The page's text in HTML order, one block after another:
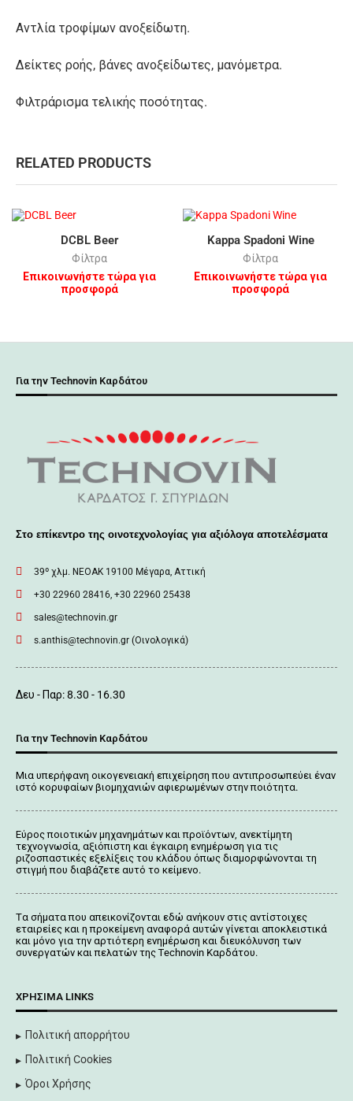
Αντλία τροφίμων ανοξείδωτη.
Δείκτες ροής, βάνες ανοξείδωτες, μανόμετρα.
Φιλτράρισμα τελικής ποσότητας.
RELATED PRODUCTS
DCBL Beer
Φίλτρα
Επικοινωνήστε τώρα για
προσφορά
Kappa Spadoni Wine
Φίλτρα
Επικοινωνήστε τώρα για
προσφορά
Για την Technovin Καρδάτου
Στο επίκεντρο της οινοτεχνολογίας για αξιόλογα αποτελέσματα
39º χλμ. ΝΕΟΑΚ 19100 Mέγαρα, Αττική
+30 22960 28416, +30 22960 25438
sales@technovin.gr
s.anthis@technovin.gr (Οινολογικά)
Δευ - Παρ: 8.30 - 16.30
Για την Technovin Καρδάτου
Μια υπερήφανη οικογενειακή επιχείρηση που αντιπροσωπεύει έναν
ιστό κορυφαίων βιομηχανιών αφιερωμένων στην ποιότητα.
Εύρος ποιοτικών μηχανημάτων και προϊόντων, ανεκτίμητη
τεχνογνωσία, αξιόπιστη και έγκαιρη ενημέρωση για τις
ριζοσπαστικές εξελίξεις του κλάδου όπως διαμορφώνονται τη
στιγμή που διαβάζετε αυτό το κείμενο.
Tα σήματα που απεικονίζονται εδώ ανήκουν στις αντίστοιχες
εταιρείες και η προκείμενη αναφορά αυτών γίνεται αποκλειστικά
και μόνο για την αρτιότερη ενημέρωση και διευκόλυνση των
συνεργατών και πελατών της Τechnovin Kαρδάτου.
ΧΡΉΣΙΜΑ LINKS
Πολιτική απορρήτου
Πολιτική Cookies
Όροι Χρήσης